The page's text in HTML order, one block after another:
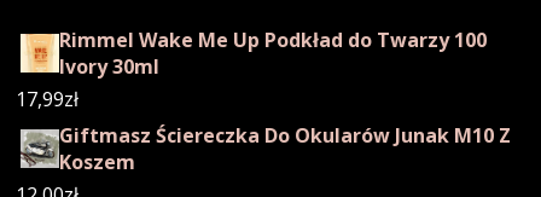
Rimmel Wake Me Up Podkład do Twarzy 100
Ivory 30ml
17,99zł
Giftmasz Ściereczka Do Okularów Junak M10 Z
Koszem